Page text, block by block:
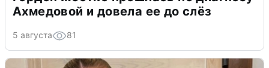
Ахмедовой и довела ее до слёз
5 августа 81